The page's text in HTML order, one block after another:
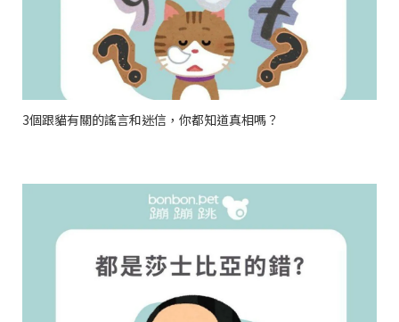
3個跟貓有關的謠言和迷信，你都知道真相嗎？